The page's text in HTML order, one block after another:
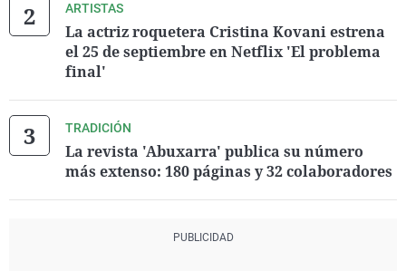
ARTISTAS
La actriz roquetera Cristina Kovani estrena
el 25 de septiembre en Netflix 'El problema
final'
TRADICIÓN
La revista 'Abuxarra' publica su número
más extenso: 180 páginas y 32 colaboradores